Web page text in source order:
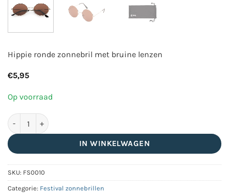
Hippie ronde zonnebril met bruine lenzen
€5,95
Op voorraad
Hippie ronde zonnebril met bruine lenzen aantal
IN WINKELWAGEN
SKU: FS0010
Categorie: Festival zonnebrillen